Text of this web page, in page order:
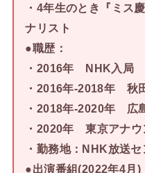
・4年生のとき『ミス
ナリスト
●職歴：
・2016年 NHK入局
・2016年‐2018年 秋
・2018年‐2020年 広
・2020年 東京アナウ
・勤務地：NHK放送
●出演番組(2022年4月)